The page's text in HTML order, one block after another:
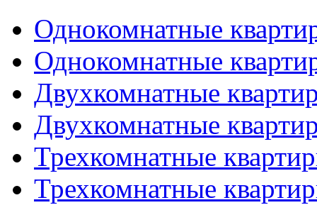
Однокомнатные
Однокомнатные
Двухкомнатные
Двухкомнатные
Трехкомнатные
Трехкомнатные